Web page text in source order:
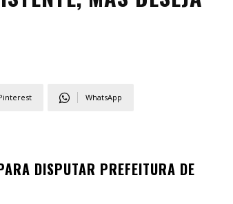
WhatsApp
DISPUTAR PREFEITURA DE